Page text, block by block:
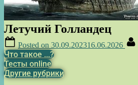
Летучий Голландец
Posted on 30.09.202316.06.2026
Что такое ...?
Тесты online
Другие рубрики